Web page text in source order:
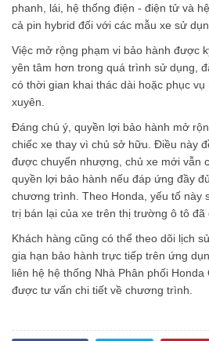
phanh, lái, hệ thống điện - điện tử và
cả pin hybrid đối với các mẫu xe sử
Việc mở rộng phạm vi bảo hành được
yên tâm hơn trong quá trình sử dụng,
có thời gian khai thác dài hoặc phục
xuyên.
Đáng chú ý, quyền lợi bảo hành mở
chiếc xe thay vì chủ sở hữu. Điều này
được chuyển nhượng, chủ xe mới vẫn
quyền lợi bảo hành nếu đáp ứng đầy
chương trình. Theo Honda, yếu tố này
trị bán lại của xe trên thị trường ô tô đã
Khách hàng cũng có thể theo dõi lịch
gia hạn bảo hành trực tiếp trên ứng
liên hệ hệ thống Nhà Phân phối
được tư vấn chi tiết về chương trình.